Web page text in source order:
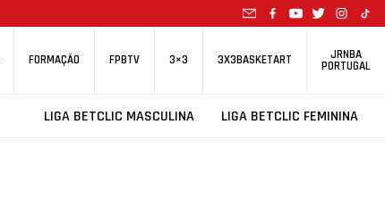
FORMAÇÃO FPBTV 3×3 3X3BASKETART JRNBA
PORTUGAL
LIGA BETCLIC MASCULINA LIGA BETCLIC FEMININA